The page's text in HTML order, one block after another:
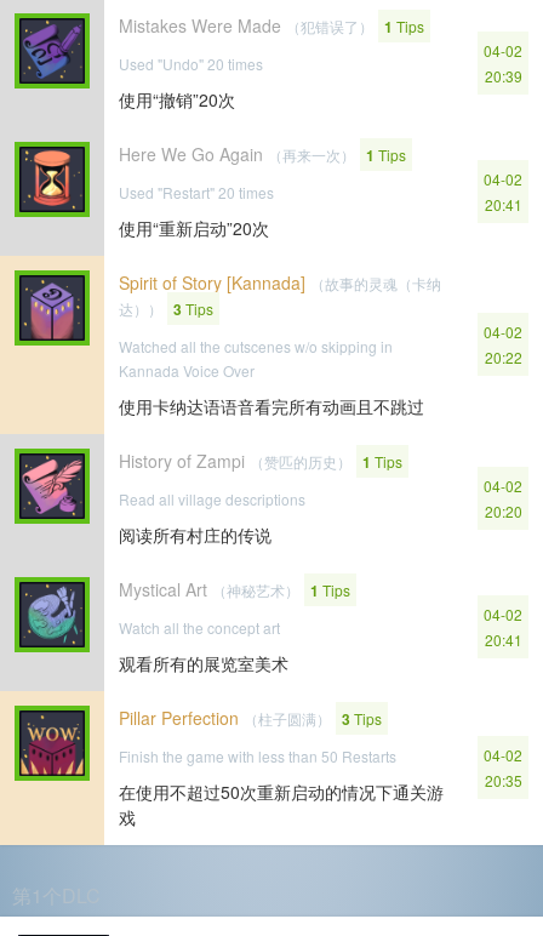
Mistakes Were Made （犯错误了） 1 Tips
Used "Undo" 20 times
使用“撤销”20次
04-02
20:39
Here We Go Again （再来一次） 1 Tips
Used "Restart" 20 times
使用“重新启动”20次
04-02
20:41
Spirit of Story [Kannada]
（故事的灵魂（卡纳
达））
3Tips
Watched all the cutscenes w/o skipping in
Kannada Voice Over
使用卡纳达语语音看完所有动画且不跳过
04-02
20:22
History of Zampi （赞匹的历史） 1 Tips
Read all village descriptions
阅读所有村庄的传说
04-02
20:20
Mystical Art （神秘艺术） 1 Tips
Watch all the concept art
观看所有的展览室美术
04-02
20:41
Pillar Perfection （柱子圆满） 3Tips
Finish the game with less than 50 Restarts
在使用不超过50次重新启动的情况下通关游
戏
04-02
20:35
第1个DLC